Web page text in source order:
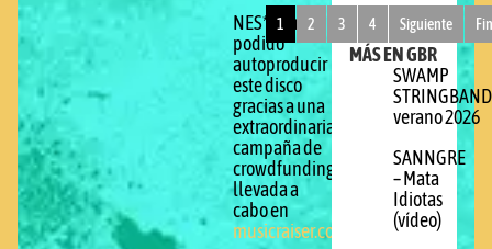
NES*JO ha
podido
autoproducir
este disco
gracias a una
extraordinaria
campaña de
crowdfunding
llevada a
cabo en
musicraiser.com
1 2 3 4 Siguiente
MÁS EN GBR
SWAMP
STRINGBAND
verano 2026
SANNGRE
– Mata
Idiotas
(vídeo)